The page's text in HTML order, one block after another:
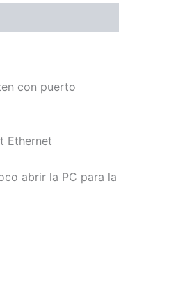
con puerto
Ethernet
abrir la PC para la